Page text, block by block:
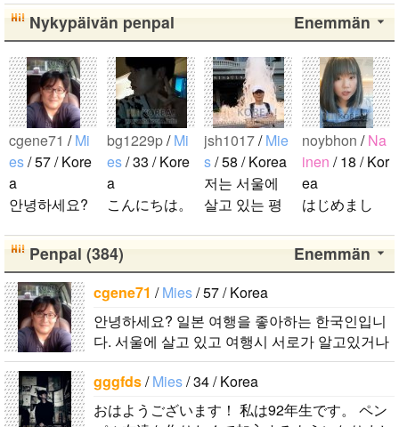
たのが、遅か
ったからいろ
んな情報が欲
しいです。 hi
ghlightになっ
ても好きな気
持ちは変わり
ません。 メ
ンバー全員が
大好きです
が、一番大好
きなのはジュ
ンヒョンで
す。 彼らの
ことたくさん
知りたいで
す。..
린 정은비 최
유나 황은비
김예원 여!!
자!!친!!구!!..
ください。..
します！..
Enemmän
Nykypäivän penpal
cgene71 /Mi
es/ 57 / Kore
a
안녕하세요?
좋아하는 한
국인입니다.
서울에 살고
있고 여행시
서로가 알고
있거나 추천
해주고 싶은
식당, 여행코
스등 서로에
bg1229p/Mi
es/ 33 / Kore
a
こんにちは。
れの韓国人で
す。 出身地
は済州島で
す。 日本の
ことは高校生
の時から興味
を持ちまし
た。 日本の
好きなところ
jsh1017/Mie
s/ 58 / Korea
저는 서울에
살고 있는 평
니다 일본의
비슷한 연령
의 친구들과
친해지고 싶
어요 일본에
가면 좋은 곳
소개 시켜주
습니다 반대
noybhon /Na
inen / 18 / Kor
ea
はじめまし
前はイナで
す。今日本語
ます。。。だ
から日本人の
友達を作りた
します..
tkdrj12/Mies
/ 32 / Korea
初めまして！
韓国に住んで
います。 ​普
段は音楽を聴
Enemmän
Penpal (384)
cgene71 /Mies/ 57 / Korea
안녕하세요? 일본 여행을 좋아하는 한국인입니
다. 서울에 살고 있고 여행시 서로가 알고있거나
추천해주고 싶은 식당, 여행코스등 서로에게 유
익한 정보를 주고 받을수 있는 친구가 되..
gggfds/Mies/ 34 / Korea
おはようございます！ 私は92年生です。 ペン